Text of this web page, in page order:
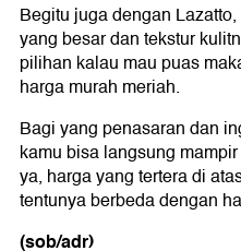
Begitu juga dengan
yang besar dan tekstur
pilihan kalau mau puas
harga murah meriah.
Bagi yang penasaran dan
kamu bisa langsung
ya, harga yang tertera di
tentunya berbeda dengan
(sob/adr)